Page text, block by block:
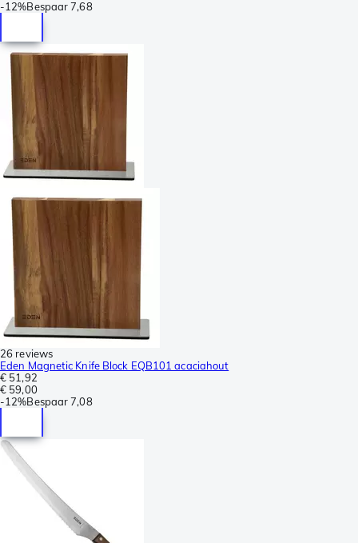
-12%Bespaar 7,68
26 reviews
Eden Magnetic Knife Block EQB101 acaciahout
€ 51,92
€ 59,00
-12%Bespaar 7,08